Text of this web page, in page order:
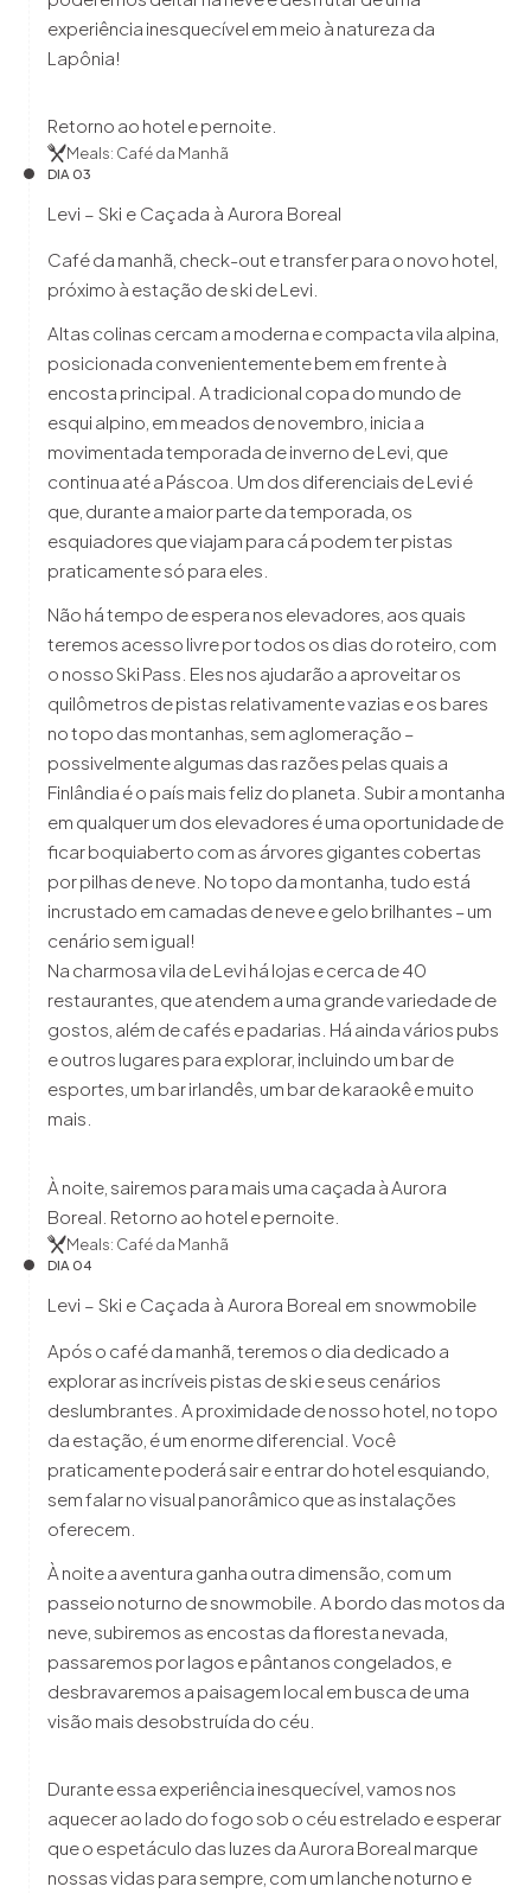
experiência inesquecível em meio à natureza da
Lapônia!
Retorno ao hotel e pernoite.
Meals: Café da Manhã
DIA 03
Levi – Ski e Caçada à Aurora Boreal
Café da manhã, check-out e transfer para o novo hotel,
próximo à estação de ski de Levi.
Altas colinas cercam a moderna e compacta vila alpina,
posicionada convenientemente bem em frente à
encosta principal. A tradicional copa do mundo de
esqui alpino, em meados de novembro, inicia a
movimentada temporada de inverno de Levi, que
continua até a Páscoa. Um dos diferenciais de Levi é
que, durante a maior parte da temporada, os
esquiadores que viajam para cá podem ter pistas
praticamente só para eles.
Não há tempo de espera nos elevadores, aos quais
teremos acesso livre por todos os dias do roteiro, com
o nosso Ski Pass. Eles nos ajudarão a aproveitar os
quilômetros de pistas relativamente vazias e os bares
no topo das montanhas, sem aglomeração –
possivelmente algumas das razões pelas quais a
Finlândia é o país mais feliz do planeta. Subir a montanha
em qualquer um dos elevadores é uma oportunidade de
ficar boquiaberto com as árvores gigantes cobertas
por pilhas de neve. No topo da montanha, tudo está
incrustado em camadas de neve e gelo brilhantes – um
cenário sem igual!
Na charmosa vila de Levi há lojas e cerca de 40
restaurantes, que atendem a uma grande variedade de
gostos, além de cafés e padarias. Há ainda vários pubs
e outros lugares para explorar, incluindo um bar de
esportes, um bar irlandês, um bar de karaokê e muito
mais.
À noite, sairemos para mais uma caçada à Aurora
Boreal. Retorno ao hotel e pernoite.
Meals: Café da Manhã
DIA 04
Levi – Ski e Caçada à Aurora Boreal em snowmobile
Após o café da manhã, teremos o dia dedicado a
explorar as incríveis pistas de ski e seus cenários
deslumbrantes. A proximidade de nosso hotel, no topo
da estação, é um enorme diferencial. Você
praticamente poderá sair e entrar do hotel esquiando,
sem falar no visual panorâmico que as instalações
oferecem.
À noite a aventura ganha outra dimensão, com um
passeio noturno de snowmobile. A bordo das motos da
neve, subiremos as encostas da floresta nevada,
passaremos por lagos e pântanos congelados, e
desbravaremos a paisagem local em busca de uma
visão mais desobstruída do céu.
Durante essa experiência inesquecível, vamos nos
aquecer ao lado do fogo sob o céu estrelado e esperar
que o espetáculo das luzes da Aurora Boreal marque
nossas vidas para sempre, com um lanche noturno e